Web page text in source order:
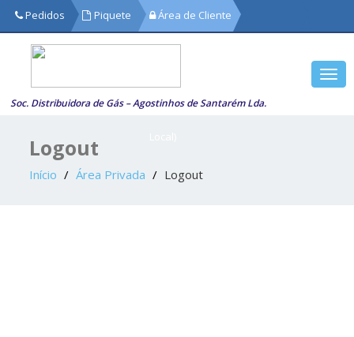
Pedidos Piquete
de
Área de Cliente
(Chamada
Soc. Distribuidora de Gás – Agostinhos de Santarém Lda.
Logout
Início Área Privada Logout